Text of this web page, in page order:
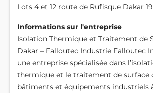
Lots 4 et 12 route de Rufisque Dakar
Informations sur l'entreprise
Isolation Thermique et Traitement de
Dakar – Falloutec Industrie Falloutec
une entreprise spécialisée dans
thermique et le traitement de surface
bâtiments et équipements industriels